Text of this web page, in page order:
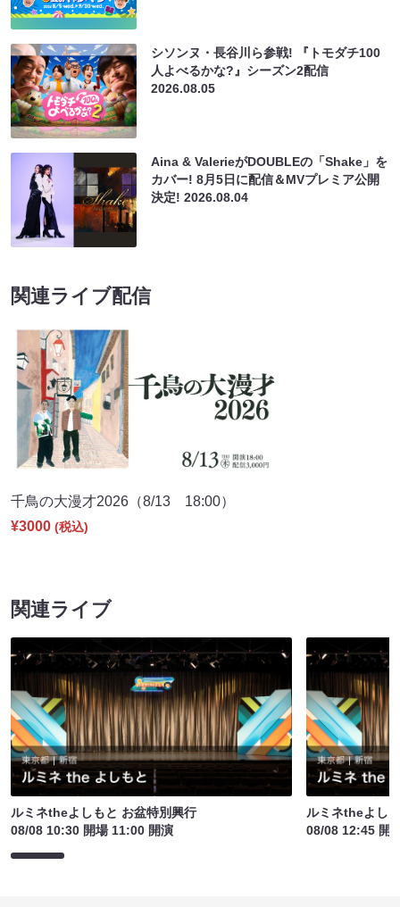
シソンヌ・長谷川ら参戦! 『トモダチ100
人よべるかな?』シーズン2配信
2026.08.05
Aina & ValerieがDOUBLEの「Shake」を
カバー! 8月5日に配信＆MVプレミア公開
決定!2026.08.04
関連ライブ配信
千鳥の大漫才2026（8/13 18:00）
¥3000 (税込)
関連ライブ
ルミネtheよしもと お盆特別興行
08/08 10:30 開場 11:00 開演
ルミネtheよし
08/08 12:45 開